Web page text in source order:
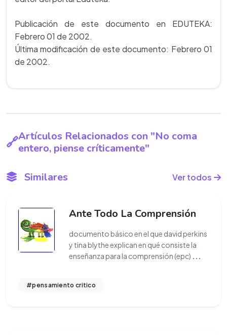
Publicación de este documento en EDUTEKA:
Febrero 01 de 2002.
Última modificación de este documento: Febrero 01
de 2002.
Artículos Relacionados con "No coma
entero, piense críticamente"
Similares Ver todos
Ante Todo La Comprensión
documento básico en el que david perkins
y tina blythe explican en qué consiste la
enseñanza para la comprensión (epc) ...
#pensamiento critico